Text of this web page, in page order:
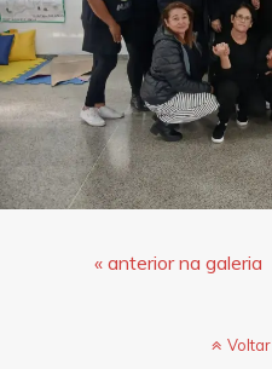
« anterior na galeria